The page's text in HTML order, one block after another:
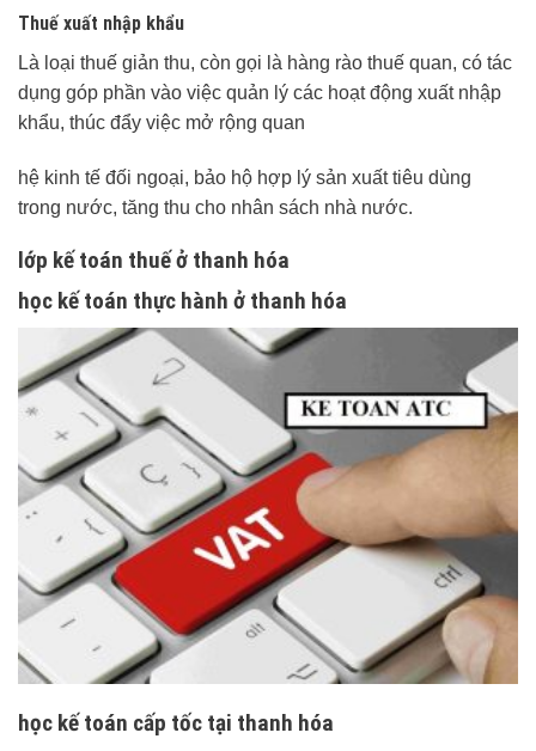
Thuế xuất nhập khẩu
Là loại thuế giản thu, còn gọi là hàng rào thuế quan, có tác
dụng góp phần vào việc quản lý các hoạt động xuất nhập
khẩu, thúc đẩy việc mở rộng quan
hệ kinh tế đối ngoại, bảo hộ hợp lý sản xuất tiêu dùng
trong nước, tăng thu cho nhân sách nhà nước.
lớp kế toán thuế ở thanh hóa
học kế toán thực hành ở thanh hóa
học kế toán cấp tốc tại thanh hóa